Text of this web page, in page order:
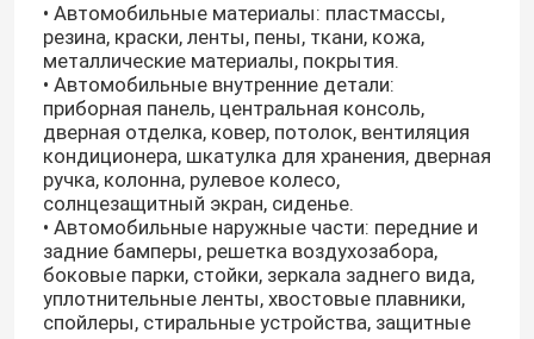
• Автомобильные материалы: пластмассы,
резина, краски, ленты, пены, ткани, кожа,
металлические материалы, покрытия.
• Автомобильные внутренние детали:
приборная панель, центральная консоль,
дверная отделка, ковер, потолок, вентиляция
кондиционера, шкатулка для хранения, дверная
ручка, колонна, рулевое колесо,
солнцезащитный экран, сиденье.
• Автомобильные наружные части: передние и
задние бамперы, решетка воздухозабора,
боковые парки, стойки, зеркала заднего вида,
уплотнительные ленты, хвостовые плавники,
спойлеры, стиральные устройства, защитные